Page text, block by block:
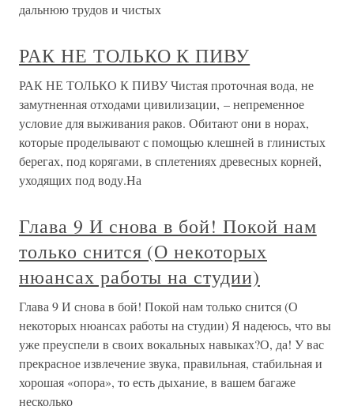
дальнюю трудов и чистых
РАК НЕ ТОЛЬКО К ПИВУ
РАК НЕ ТОЛЬКО К ПИВУ Чистая проточная вода, не
замутненная отходами цивилизации, – непременное
условие для выживания раков. Обитают они в норах,
которые проделывают с помощью клешней в глинистых
берегах, под корягами, в сплетениях древесных корней,
уходящих под воду.На
Глава 9 И снова в бой! Покой нам
только снится (О некоторых
нюансах работы на студии)
Глава 9 И снова в бой! Покой нам только снится (О
некоторых нюансах работы на студии) Я надеюсь, что вы
уже преуспели в своих вокальных навыках?О, да! У вас
прекрасное извлечение звука, правильная, стабильная и
хорошая «опора», то есть дыхание, в вашем багаже
несколько